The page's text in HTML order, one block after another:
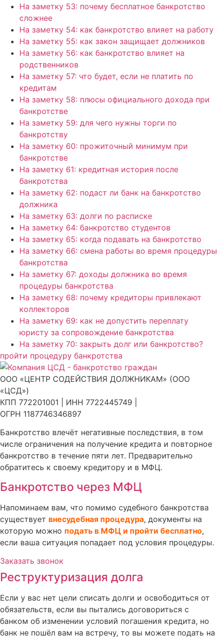
На заметку 53: почему бесплатное банкротство
сложнее
На заметку 54: как банкротство влияет на работу
На заметку 55: как закон защищает должников
На заметку 56: как банкротство влияет на
родственников
На заметку 57: что будет, если не платить по
кредитам
На заметку 58: плюсы официального дохода при
банкротстве
На заметку 59: для чего нужны торги по
банкротству
На заметку 60: прожиточный минимум при
банкротстве
На заметку 61: кредитная история после
банкротства
На заметку 62: подаст ли банк на банкротство
должника
На заметку 63: долги по расписке
На заметку 64: банкротство студентов
На заметку 65: когда подавать на банкротство
На заметку 66: смена работы во время процедуры
банкротства
На заметку 67: доходы должника во время
процедуры банкротства
На заметку 68: почему кредиторы привлекают
коллекторов
На заметку 69: как не допустить переплату
юристу за сопровождение банкротства
На заметку 70: закрыть долг или банкротство?
пройти процедуру банкротства
ООО «ЦЕНТР СОДЕЙСТВИЯ ДОЛЖНИКАМ» (ООО
«ЦСД»)
КПП 772201001 | ИНН 7722445749 |
ОГРН 1187746346897
Банкротство влечёт негативные последствия, в том
числе ограничения на получение кредита и повторное
банкротство в течение пяти лет. Предварительно
обратитесь к своему кредитору и в МФЦ.
Банкротство через МФЦ
Напоминаем вам, что помимо судебного банкротства
существует внесудебная процедура, документы на
которую можно подать в МФЦ и пройти бесплатно,
если ваша ситуация попадает под условия процедуры.
Заказать звонок
Реструктуризация долга
Если у вас нет цели списать долги и освободиться от
обязательств, если вы пытались договориться с
банком об изменении условий погашения кредита, но
банк не пошёл вам на встречу, то вы можете подать на